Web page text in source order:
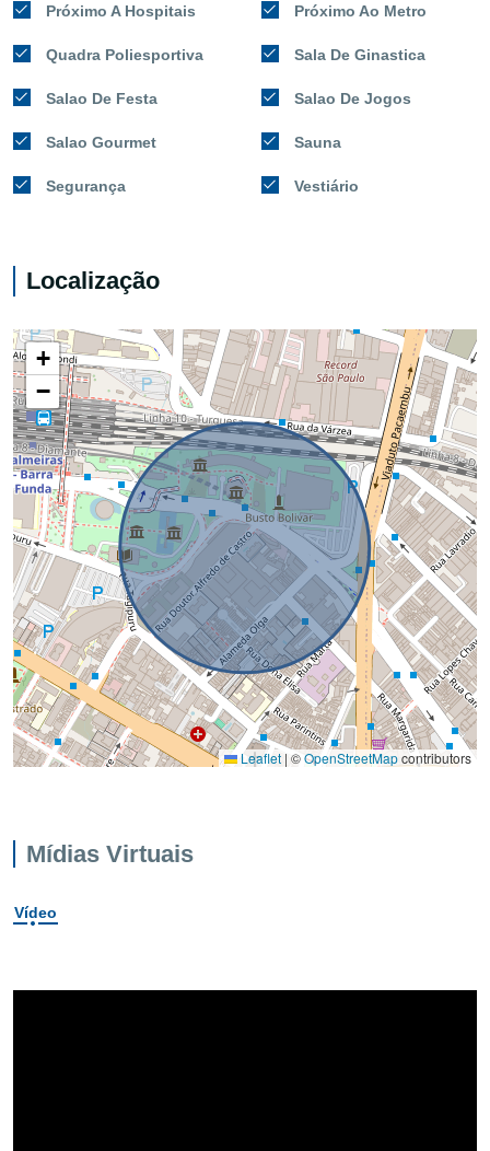
Próximo A Hospitais Próximo Ao Metro
Quadra Poliesportiva Sala De Ginastica
Salao De Festa Salao De Jogos
Salao Gourmet Sauna
Segurança Vestiário
Localização
+
−
Leaflet | ©OpenStreetMapcontributors
Mídias Virtuais
Vídeo